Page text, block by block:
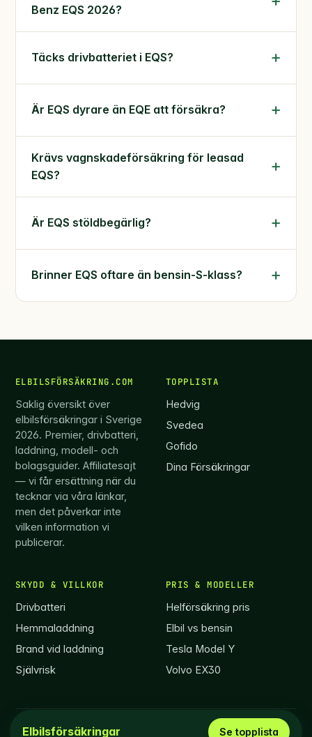
Benz EQS 2026?
Täcks drivbatteriet i EQS?
Är EQS dyrare än EQE att försäkra?
Krävs vagnskadeförsäkring för leasad
EQS?
Är EQS stöldbegärlig?
Brinner EQS oftare än bensin-S-klass?
Elbilsförsäkringar Se topplista
ELBILSFÖRSÄKRING.COM
Saklig översikt över
elbilsförsäkringar i Sverige
2026. Premier, drivbatteri,
laddning, modell- och
bolagsguider. Affiliatesajt
— vi får ersättning när du
tecknar via våra länkar,
men det påverkar inte
vilken information vi
publicerar.
TOPPLISTA
Hedvig
Svedea
Gofido
Dina Försäkringar
SKYDD & VILLKOR
Drivbatteri
Hemmaladdning
Brand vid laddning
Självrisk
PRIS & MODELLER
Helförsäkring pris
Elbil vs bensin
Tesla Model Y
Volvo EX30
© 2026 Elbilsförsäkring.com ·
info@elbilsförsäkring.com